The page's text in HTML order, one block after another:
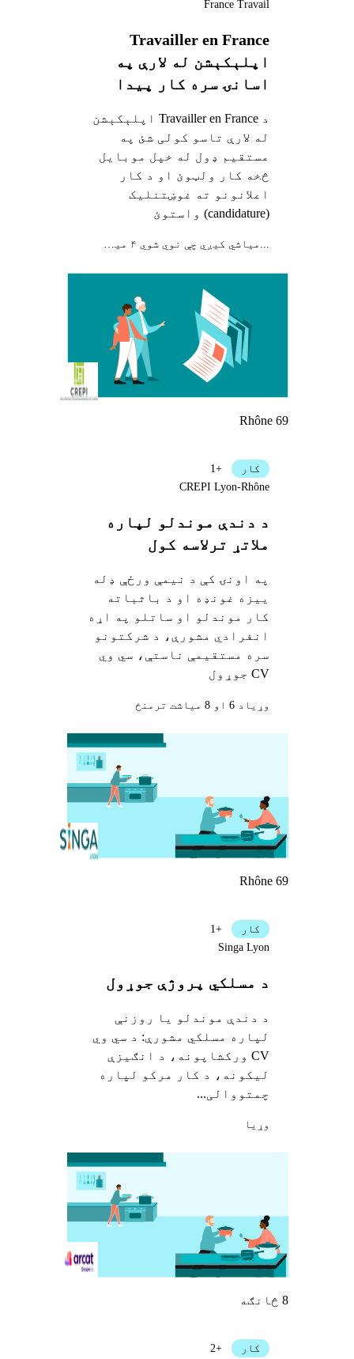
Travailler en France
اپلېکېشن له لارې په
اسانۍ سره کار پیدا
د Travailler en France اپلېکېشن
له لارې تاسو کولی شئ په
مستقیم ډول له خپل موبایل
څخه کار ولټوئ او د کار
اعلانونو ته غوښتنلیک
(candidature) واستوئ
France Travail
...میاشي کیږي چې نوي شوي ۴ مياشتې مخکې
Rhône 69
د دندې موندلو لپاره
ملاتړ ترلاسه کول
په اونۍ کې د نیمې ورځې ډله
ییزه غونډه او د باثباته
کار موندلو او ساتلو په اړه
انفرادي مشورې، د شرکتونو
سره مستقیمې ناستې، سي وي
CV جوړول
کار
+1
CREPI Lyon-Rhône
وړيا د 6 او 8 میاشت ترمنځ
Rhône 69
د مسلکي پروژې جوړول
د دندې موندلو یا روزنې
لپاره مسلکي مشورې: د سي وي
CV ورکشاپونه، د انګیزې
لیکونه، د کار مرکو لپاره
چمتووالی...
کار
+1
Singa Lyon
وړيا
8 څانګه
کار
+2